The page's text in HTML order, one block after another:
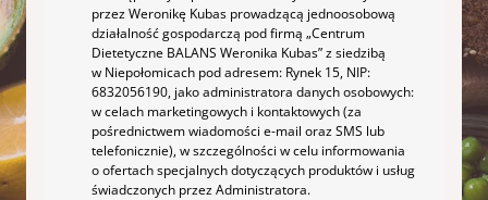
przez Weronikę Kubas prowadzącą jednoosobową
działalność gospodarczą pod firmą „Centrum
Dietetyczne BALANS Weronika Kubas” z siedzibą
w Niepołomicach pod adresem: Rynek 15, NIP:
6832056190, jako administratora danych osobowych:
w celach marketingowych i kontaktowych (za
pośrednictwem wiadomości e-mail oraz SMS lub
telefonicznie), w szczególności w celu informowania
o ofertach specjalnych dotyczących produktów i usług
świadczonych przez Administratora.